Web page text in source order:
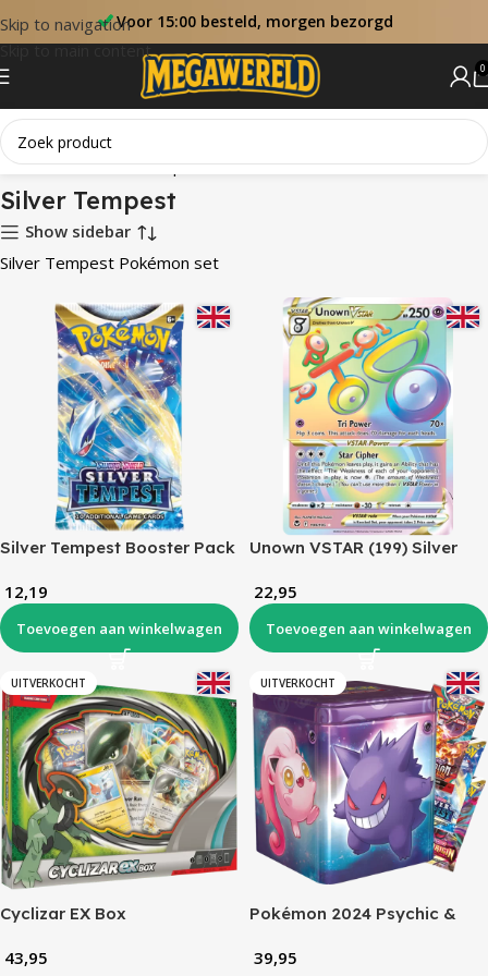
Skip to navigation
Skip to main content
Voor 15:00 besteld, morgen bezorgd
0
Home Sets Silver Tempest
Silver Tempest
Show sidebar
Silver Tempest Pokémon set
Silver Tempest Booster Pack
12,19
Toevoegen aan winkelwagen
Unown VSTAR (199) Silver
22,95
Toevoegen aan winkelwagen
UITVERKOCHT
Cyclizar EX Box
43,95
UITVERKOCHT
Pokémon 2024 Psychic &
– Random Variant
39,95